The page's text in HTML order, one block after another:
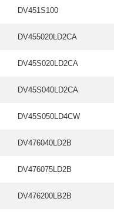
DV451S100
DV455020LD2CA
DV45S020LD2CA
DV45S040LD2CA
DV45S050LD4CW
DV476040LD2B
DV476075LD2B
DV476200LB2B